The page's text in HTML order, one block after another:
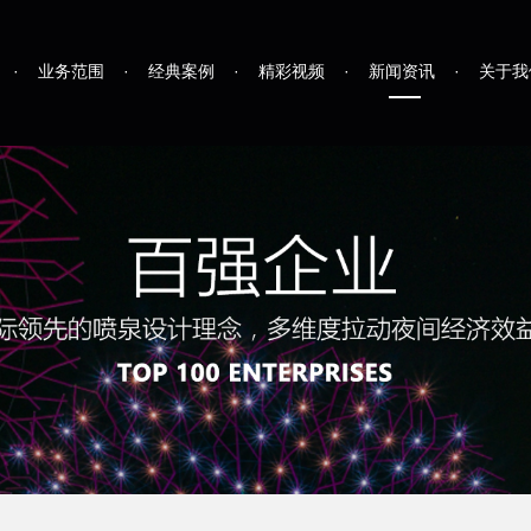
· 业务范围 · 经典案例 · 精彩视频 · 新闻资讯 · 关于